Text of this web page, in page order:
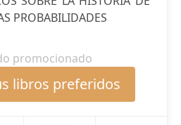
PROBABILIDADES
promocionado
libros preferidos